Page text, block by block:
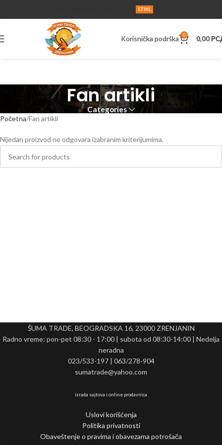
STIHL
Korisnička podrška 0 0,00
Fan artikli
Categories
Početna Fan artikli
Nijedan proizvod ne odgovara izabranim kriterijumima.
ŠUMA TRADE, BEOGRADSKA 16, 23000 ZRENJANIN
Radno vreme: pon-pet 08:30 - 17:00 | subota od 08:30-14:00 | Nedelja
neradna
023/533-197 | 063/278-904
sumatrade@yahoo.com
izrada sajtova i online prodavnica
Uslovi korišćenja
Politika privatnosti
Obaveštenje o pravima i obavezama potrošača